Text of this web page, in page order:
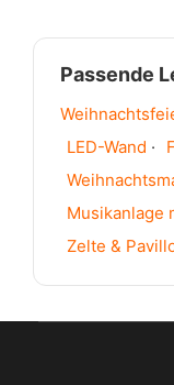
Passende
LED-Wand ·
Musikanlage
Zelte &